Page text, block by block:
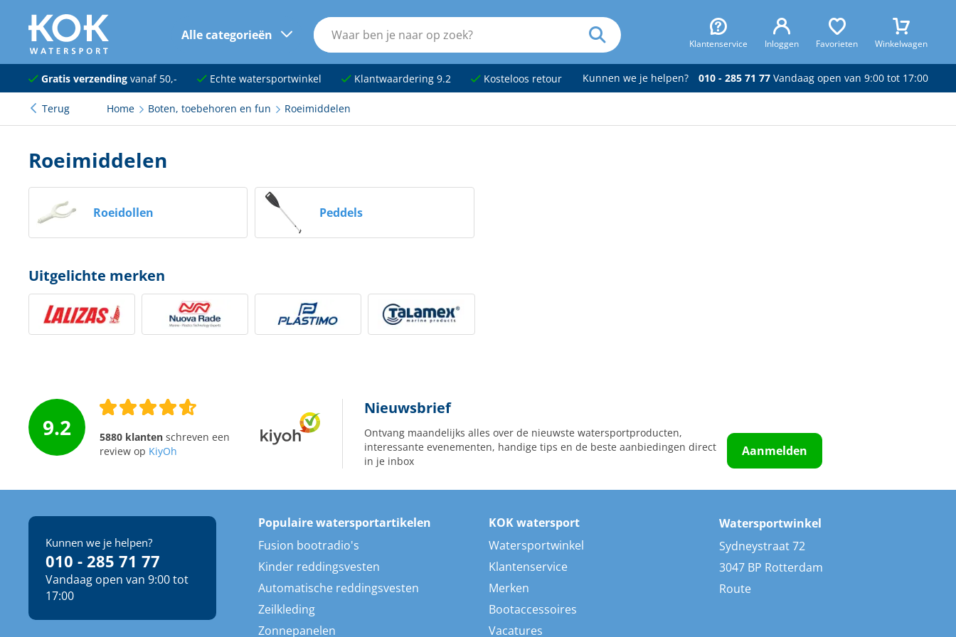
naar hoofdinhoud
Alle categorieën
Klantenservice Inloggen Favorieten Winkelwagen
Navigatie
Dekuitrusting
Elektra
Kleding en schoenen
Sanitair
Kajuit en kombuis
Techniek en motor
Veiligheid
Boten, toebehoren en fun
SALE
Gratis verzendingvanaf 50,- Echte watersportwinkel Klantwaardering 9.2 Kosteloos retour Kunnen we je helpen? 010 - 285 71 77Vandaag open van 9:00 tot 17:00
Terug Home Boten, toebehoren en fun Roeimiddelen
Roeimiddelen
Roeidollen Peddels
Uitgelichte merken
9.2 5880 klantenschreven een
review op KiyOh
Nieuwsbrief
Ontvang maandelijks alles over de nieuwste watersportproducten,
interessante evenementen, handige tips en de beste aanbiedingen direct
in je inbox
Aanmelden
Kunnen we je helpen?
010 - 285 71 77
Vandaag open van 9:00 tot
17:00
Populaire watersportartikelen
Fusion bootradio's
Kinder reddingsvesten
Automatische reddingsvesten
Zeilkleding
Zonnepanelen
KOK watersport
Watersportwinkel
Klantenservice
Merken
Bootaccessoires
Vacatures
Watersportwinkel
Sydneystraat 72
3047 BP Rotterdam
Route